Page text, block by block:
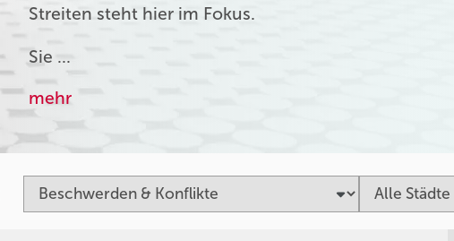
Streiten steht hier im Fokus.
Sie …
mehr